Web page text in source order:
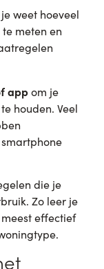
weet hoeveel
meten en
appom je
houden. Veel
die je
Zo leer je
effectief